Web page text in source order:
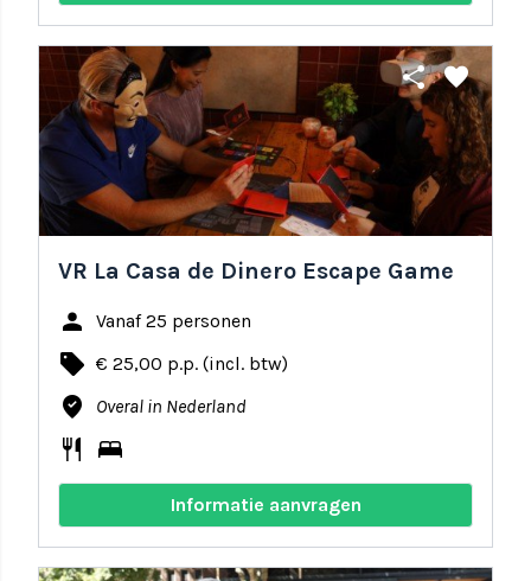
share favorite
VR La Casa de Dinero Escape Game
person Vanaf 25 personen
local_offer € 25,00 p.p. (incl. btw)
where_to_vote Overal in Nederland
restaurant bed
Informatie aanvragen